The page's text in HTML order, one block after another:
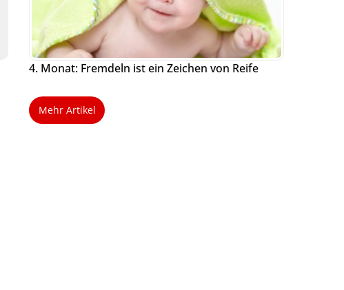
4. Monat: Fremdeln ist ein Zeichen von Reife
Mehr Artikel